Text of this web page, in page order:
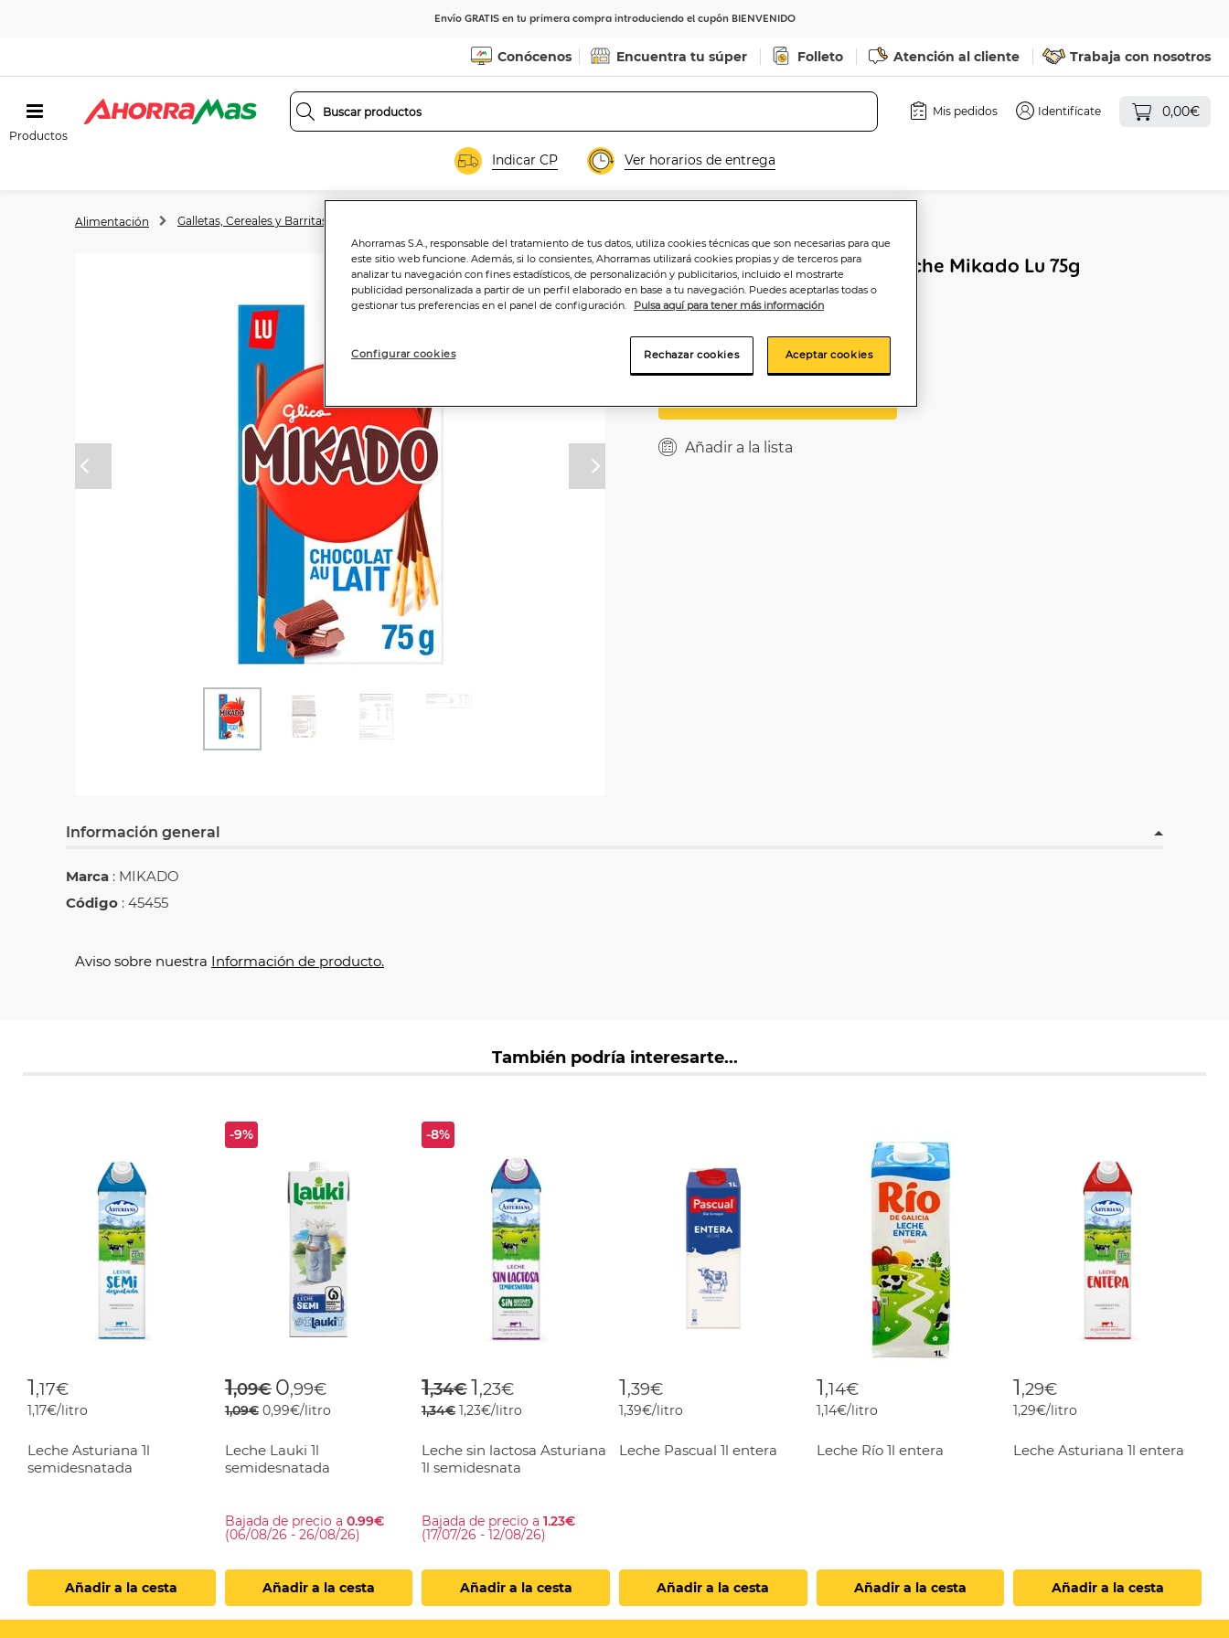
Envío GRATIS en tu primera compra introduciendo el cupón BIENVENIDO
Conócenos Encuentra tu súper Folleto Atención al cliente Trabaja con nosotros
Productos
Mis pedidos Identifícate 0,00€
Indicar CP Ver horarios de entrega
Alimentación Galletas, Cereales y Barritas
Anterior
Galleta de chocolate con leche Mikado Lu 75g
30,67€/kilo
Añadir a la lista
Información general
Marca : MIKADO
Código : 45455
Aviso sobre nuestra Información de producto.
También podría interesarte...
1,17€
1,17€/litro
Leche Asturiana 1l
semidesnatada
Añadir a la cesta
-9%
Price reduced from
1,09€to
0,99€
1,09€ 0,99€/litro
Leche Lauki 1l
semidesnatada
Bajada de precio a 0.99€
(06/08/26 - 26/08/26)
Añadir a la cesta
-8%
Price reduced from
1,34€to
1,23€
1,34€ 1,23€/litro
Leche sin lactosa Asturiana
1l semidesnata
Bajada de precio a1.23€
(17/07/26 - 12/08/26)
Añadir a la cesta
1,39€
1,39€/litro
Leche Pascual 1l entera
Añadir a la cesta
1,14€
1,14€/litro
Leche Río 1l entera
Añadir a la cesta
1,29€
1,29€/litro
Leche Asturiana 1l entera
Añadir a la cesta
Ahorramas S.A., responsable del tratamiento de tus datos, utiliza cookies técnicas que son necesarias para que
este sitio web funcione. Además, si lo consientes, Ahorramas utilizará cookies propias y de terceros para
analizar tu navegación con fines estadísticos, de personalización y publicitarios, incluido el mostrarte
publicidad personalizada a partir de un perfil elaborado en base a tu navegación. Puedes aceptarlas todas o
gestionar tus preferencias en el panel de configuración.
Pulsa aquí para tener más información
Configurar cookies Rechazar cookies Aceptar cookies